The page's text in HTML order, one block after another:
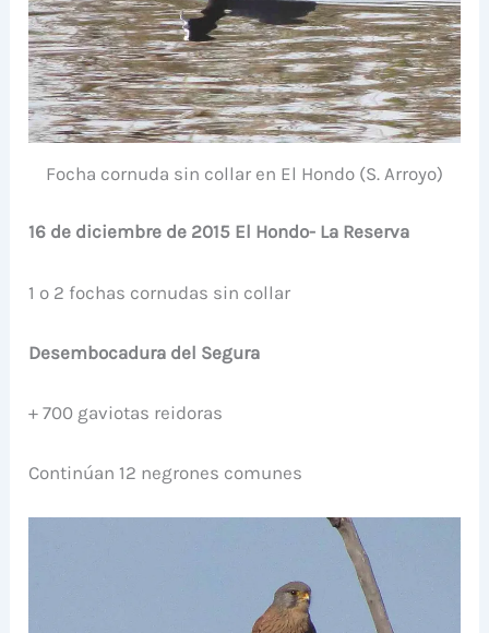
Focha cornuda sin collar en El Hondo (S. Arroyo)
16 de diciembre de 2015 El Hondo- La Reserva
1 o 2 fochas cornudas sin collar
Desembocadura del Segura
+ 700 gaviotas reidoras
Continúan 12 negrones comunes